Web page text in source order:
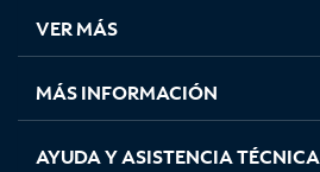
pestaña
nueva
pestaña
nueva
pestaña
nuevanueva
VER MÁS
MÁS INFORMACIÓN
AYUDA Y ASISTENCIA TÉCNICA